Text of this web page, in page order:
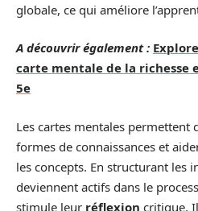
globale, ce qui améliore
A découvrir également :
carte mentale de la richesse
5e
Les cartes mentales permettent
formes de connaissances et
les concepts. En structurant les
deviennent actifs dans le
stimule leur réflexion critique.